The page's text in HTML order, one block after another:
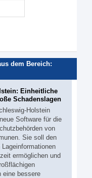
dem Bereich:
Einheitliche
Schadenslagen
Holstein
Software für die
von
Sie soll den
ermöglichen und
eine bessere